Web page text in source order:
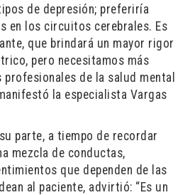
de depresión; preferiría
en los circuitos cerebrales. Es
que brindará un mayor rigor
pero necesitamos más
de la salud mental
la especialista Vargas
parte, a tiempo de recordar
mezcla de conductas,
que dependen de las
al paciente, advirtió: “Es un